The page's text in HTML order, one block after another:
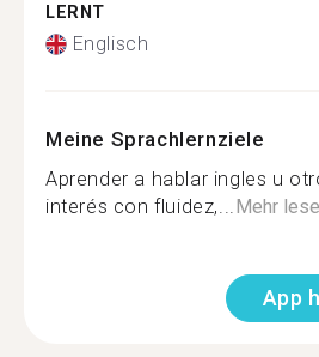
LERNT
Englisch
Meine Sprachlernziele
Aprender a hablar ingles u
interés con fluidez,...Mehr
App